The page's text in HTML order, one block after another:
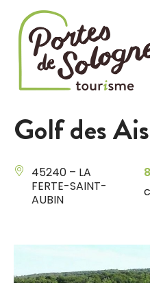
Golf des
45240 – LA
FERTE-SAINT-
AUBIN